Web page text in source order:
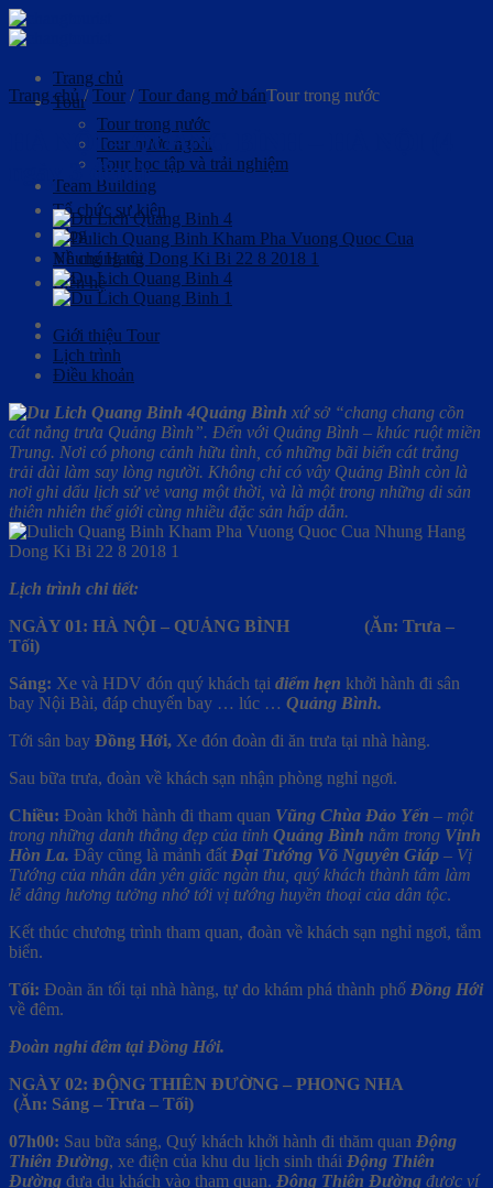
Skip
to
Trang chủ
Tour
Tour trong nước
Tour nước ngoài
Tour học tập và trải nghiệm
Team Building
Tổ chức sự kiện
Blog
Về chúng tôi
Liên hệ
Trang chủ / Tour / Tour đang mở bánTour trong nước
HÀ NỘI – QUẢNG BÌNH – HÀ NỘI (4
ngày 3 đêm)
Giới thiệu Tour
Lịch trình
Điều khoản
Quảng Bình xứ sở “chang chang cồn
cát nắng trưa Quảng Bình”. Đến với Quảng Bình – khúc ruột miền
Trung. Nơi có phong cảnh hữu tình, có những bãi biển cát trắng
trải dài làm say lòng người. Không chỉ có vây Quảng Bình còn là
nơi ghi dấu lịch sử vẻ vang một thời, và là một trong những di sản
thiên nhiên thế giới cùng nhiều đặc sản hấp dẫn.
Lịch trình chi tiết:
NGÀY 01: HÀ NỘI – QUẢNG BÌNH (Ăn: Trưa –
Tối)
Sáng: Xe và HDV đón quý khách tại điểm hẹn khởi hành đi sân
bay Nội Bài, đáp chuyến bay … lúc … Quảng Bình.
Tới sân bay Đồng Hới, Xe đón đoàn đi ăn trưa tại nhà hàng.
Sau bữa trưa, đoàn về khách sạn nhận phòng nghỉ ngơi.
Chiều: Đoàn khởi hành đi tham quan Vũng Chùa Đảo Yến – một
trong những danh thắng đẹp của tỉnh Quảng Bình nằm trong Vịnh
Hòn La. Đây cũng là mảnh đất Đại Tướng Võ Nguyên Giáp – Vị
Tướng của nhân dân yên giấc ngàn thu, quý khách thành tâm làm
lễ dâng hương tưởng nhớ tới vị tướng huyền thoại của dân tộc.
Kết thúc chương trình tham quan, đoàn về khách sạn nghỉ ngơi, tắm
biển.
Tối: Đoàn ăn tối tại nhà hàng, tự do khám phá thành phố Đồng Hới
về đêm.
Đoàn nghỉ đêm tại Đồng Hới.
NGÀY 02: ĐỘNG THIÊN ĐƯỜNG – PHONG NHA
(Ăn: Sáng – Trưa – Tối)
07h00: Sau bữa sáng, Quý khách khởi hành đi thăm quan Động
Thiên Đường, xe điện của khu du lịch sinh thái Động Thiên
Đường đưa du khách vào tham quan. Động Thiên Đường được ví